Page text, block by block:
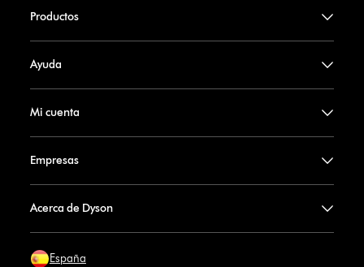
Productos
Ayuda
Mi cuenta
Empresas
Acerca de Dyson
España